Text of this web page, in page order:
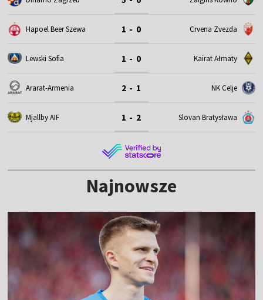
Hapoel Beer Szewa 1 - 0 Crvena Zvezda
Lewski Sofia 1 - 0 Kairat Ałmaty
Ararat-Armenia 2 - 1 NK Celje
Mjallby AIF 1 - 2 Slovan Bratysława
Najnowsze